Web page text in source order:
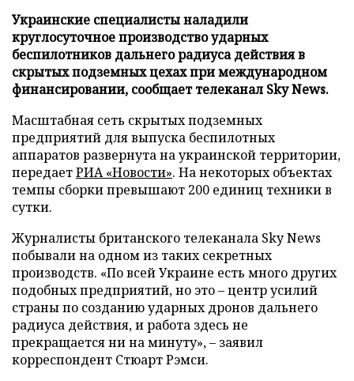
Украинские специалисты наладили
круглосуточное производство ударных
беспилотников дальнего радиуса действия в
скрытых подземных цехах при международном
финансировании, сообщает телеканал Sky News.
Масштабная сеть скрытых подземных
предприятий для выпуска беспилотных
аппаратов развернута на украинской территории,
передаетРИА «Новости». На некоторых объектах
темпы сборки превышают 200 единиц техники в
сутки.
Журналисты британского телеканала Sky News
побывали на одном из таких секретных
производств. «По всей Украине есть много других
подобных предприятий, но это – центр усилий
страны по созданию ударных дронов дальнего
радиуса действия, и работа здесь не
прекращается ни на минуту», – заявил
корреспондент Стюарт Рэмси.